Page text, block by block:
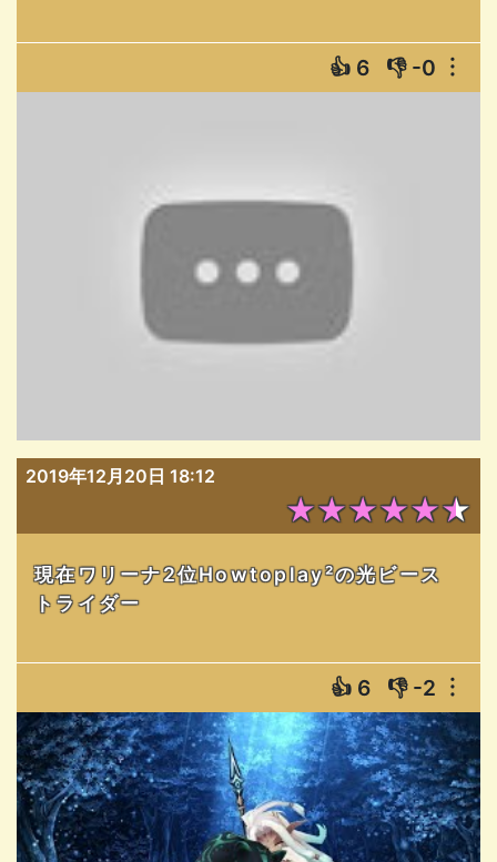
👍 6 👎 -0 ︙
2019年12月20日 18:12
★★★★★★
現在ワリーナ2位Howtoplay²の光ビース
トライダー
👍 6 👎 -2 ︙